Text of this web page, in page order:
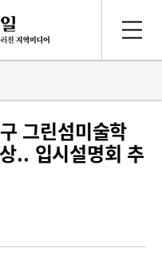
그린섬미술학
.. 입시설명회 추